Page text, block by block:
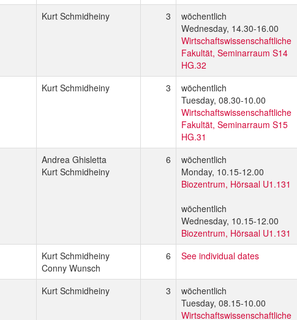
Kurt Schmidheiny 3
wöchentlich
Wednesday, 14.30-16.00
Wirtschaftswissenschaftliche
Fakultät, Seminarraum S14
HG.32
Kurt Schmidheiny 3
wöchentlich
Tuesday, 08.30-10.00
Wirtschaftswissenschaftliche
Fakultät, Seminarraum S15
HG.31
Andrea Ghisletta
Kurt Schmidheiny
6
wöchentlich
Monday, 10.15-12.00
Biozentrum, Hörsaal U1.131
wöchentlich
Wednesday, 10.15-12.00
Biozentrum, Hörsaal U1.131
Kurt Schmidheiny
Conny Wunsch
6 See individual dates
Kurt Schmidheiny 3
wöchentlich
Tuesday, 08.15-10.00
Wirtschaftswissenschaftliche